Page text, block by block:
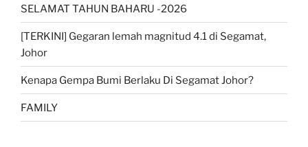
SELAMAT TAHUN BAHARU -2026
[TERKINI] Gegaran lemah magnitud 4.1 di Segamat,
Johor
Kenapa Gempa Bumi Berlaku Di Segamat Johor?
FAMILY